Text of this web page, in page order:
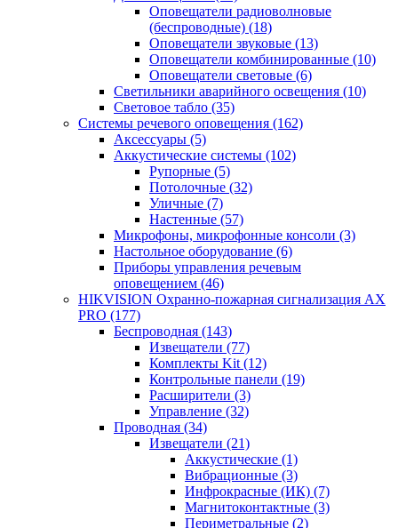
Оповещатели радиоволновые
(беспроводные) (18)
Оповещатели звуковые (13)
Оповещатели комбинированные (10)
Оповещатели световые (6)
Светильники аварийного освещения (10)
Световое табло (35)
Системы речевого оповещения (162)
Аксессуары (5)
Аккустические системы (102)
Рупорные (5)
Потолочные (32)
Уличные (7)
Настенные (57)
Микрофоны, микрофонные консоли (3)
Настольное оборудование (6)
Приборы управления речевым
оповещением (46)
HIKVISION Охранно-пожарная сигнализация AX
PRO (177)
Беспроводная (143)
Извещатели (77)
Комплекты Kit (12)
Контрольные панели (19)
Расширители (3)
Управление (32)
Проводная (34)
Извещатели (21)
Аккустические (1)
Вибрационные (3)
Инфрокрасные (ИК) (7)
Магнитоконтактные (3)
Периметральные (2)